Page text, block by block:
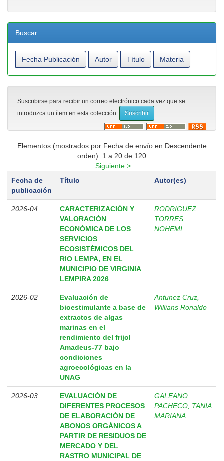
Buscar
Suscribirse para recibir un correo electrónico cada vez que se
introduzca un ítem en esta colección.
Elementos (mostrados por Fecha de envío en Descendente
orden): 1 a 20 de 120
Siguiente >
Fecha de
publicación
Título Autor(es)
2026-04
CARACTERIZACIÓN Y
VALORACIÓN
ECONÓMICA DE LOS
SERVICIOS
ECOSISTÉMICOS DEL
RIO LEMPA, EN EL
MUNICIPIO DE VIRGINIA
LEMPIRA 2026
RODRIGUEZ
TORRES,
NOHEMI
2026-02
Evaluación de
bioestimulante a base de
extractos de algas
marinas en el
rendimiento del frijol
Amadeus-77 bajo
condiciones
agroecológicas en la
UNAG
Antunez Cruz,
Willians Ronaldo
2026-03
EVALUACIÓN DE
DIFERENTES PROCESOS
DE ELABORACIÓN DE
ABONOS ORGÁNICOS A
PARTIR DE RESIDUOS DE
MERCADO Y DEL
RASTRO MUNICIPAL DE
GALEANO
PACHECO, TANIA
MARIANA